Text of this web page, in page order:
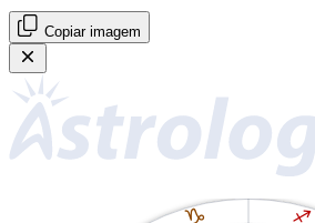
Copiar imagem
I
J